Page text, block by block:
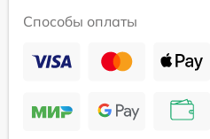
Способы оплаты